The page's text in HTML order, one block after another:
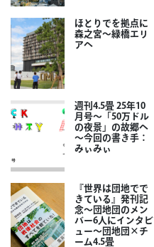
ほとりでを拠点に
森之宮～緑橋エリ
アへ
週刊4.5畳 25年10
月号～「50万ドル
の夜景」の故郷へ
～今回の書き手：
みぃみぃ
『世界は団地でで
きている』発刊記
念～団地団のメン
バー6人にインタビ
ュー～団地団×チ
ーム4.5畳